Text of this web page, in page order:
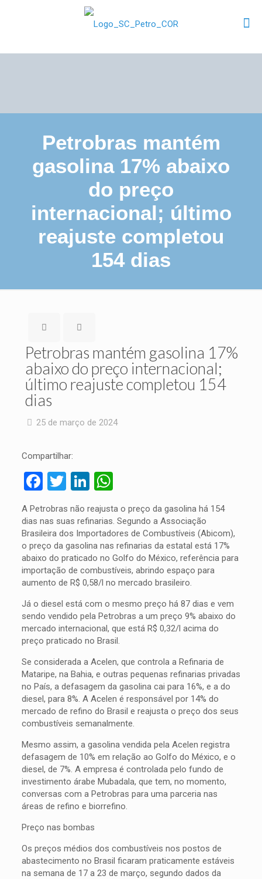
Petrobras mantém
gasolina 17% abaixo
do preço
internacional; último
reajuste completou
154 dias
Petrobras mantém gasolina 17%
abaixo do preço internacional;
último reajuste completou 154
dias
25 de março de 2024
Compartilhar:
Facebook
TwitterLinkedIn
WhatsApp
A Petrobras não reajusta o preço da gasolina há 154
dias nas suas refinarias. Segundo a Associação
Brasileira dos Importadores de Combustíveis (Abicom),
o preço da gasolina nas refinarias da estatal está 17%
abaixo do praticado no Golfo do México, referência para
importação de combustíveis, abrindo espaço para
aumento de R$ 0,58/l no mercado brasileiro.
Já o diesel está com o mesmo preço há 87 dias e vem
sendo vendido pela Petrobras a um preço 9% abaixo do
mercado internacional, que está R$ 0,32/l acima do
preço praticado no Brasil.
Se considerada a Acelen, que controla a Refinaria de
Mataripe, na Bahia, e outras pequenas refinarias privadas
no País, a defasagem da gasolina cai para 16%, e a do
diesel, para 8%. A Acelen é responsável por 14% do
mercado de refino do Brasil e reajusta o preço dos seus
combustíveis semanalmente.
Mesmo assim, a gasolina vendida pela Acelen registra
defasagem de 10% em relação ao Golfo do México, e o
diesel, de 7%. A empresa é controlada pelo fundo de
investimento árabe Mubadala, que tem, no momento,
conversas com a Petrobras para uma parceria nas
áreas de refino e biorrefino.
Preço nas bombas
Os preços médios dos combustíveis nos postos de
abastecimento no Brasil ficaram praticamente estáveis
na semana de 17 a 23 de março, segundo dados da